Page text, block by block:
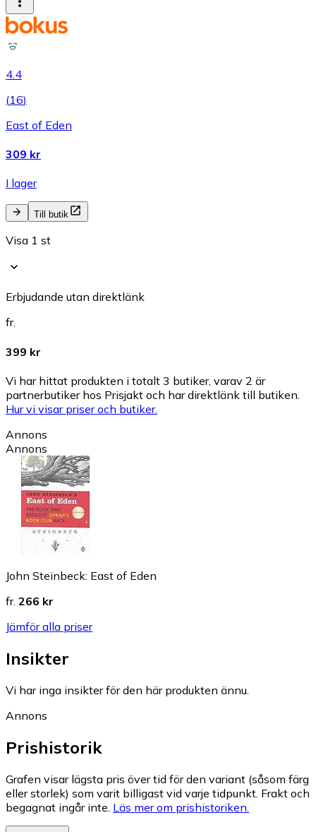
4.4
(16)
East of Eden
309 kr
I lager
Till butik
Visa 1 st
Erbjudande utan direktlänk
fr.
399 kr
Vi har hittat produkten i totalt 3 butiker, varav 2 är
partnerbutiker hos Prisjakt och har direktlänk till butiken.
Hur vi visar priser och butiker.
Annons
Annons
John Steinbeck: East of Eden
fr. 266 kr
Jämför alla priser
Insikter
Vi har inga insikter för den här produkten ännu.
Annons
Prishistorik
Grafen visar lägsta pris över tid för den variant (såsom färg
eller storlek) som varit billigast vid varje tidpunkt. Frakt och
begagnat ingår inte. Läs mer om prishistoriken.